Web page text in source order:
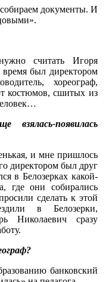
документы. И
считать Игоря
был директором
хореограф,
костюмов, сшитых из
появилась
и мне пришлось
директором был друг
в Белозерках какой-
где они собирались
сделать к этой
в Белозерки,
Николаевич сразу
банковский